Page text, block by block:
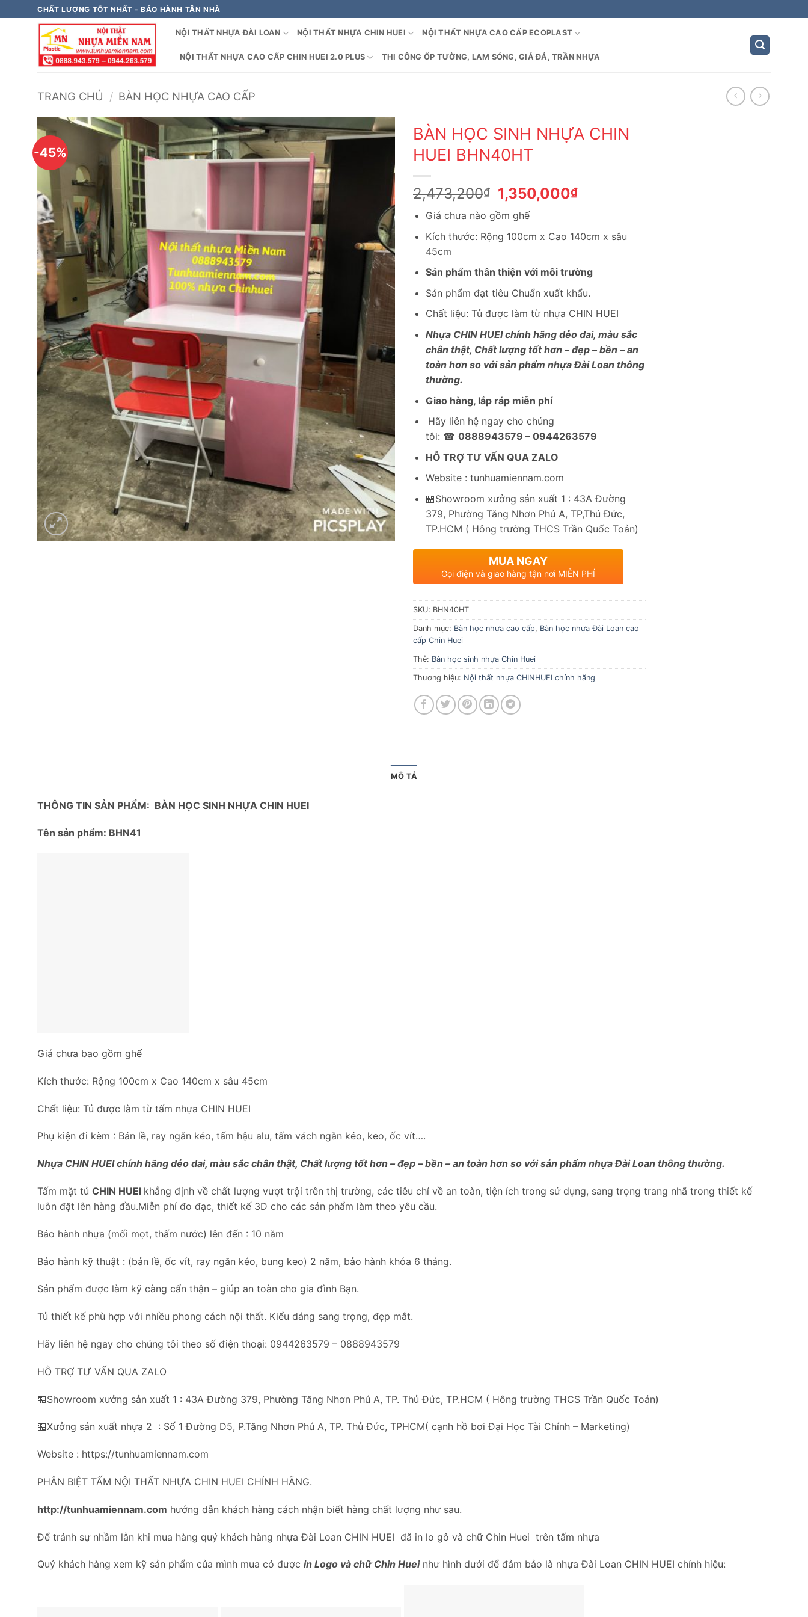
qua
CHẤT LƯỢNG TỐT NHẤT - BẢO HÀNH TẬN NHÀ
NỘI THẤT NHỰA ĐÀI LOAN NỘI THẤT NHỰA CHIN HUEI NỘI THẤT NHỰA CAO CẤP ECOPLAST
NỘI THẤT NHỰA CAO CẤP CHIN HUEI 2.0 PLUS THI CÔNG ỐP TƯỜNG, LAM SÓNG, GIẢ ĐÁ, TRẦN NHỰA
TRANG CHỦ / BÀN HỌC NHỰA CAO CẤP
-45%
BÀN HỌC SINH NHỰA CHIN
HUEI BHN40HT
2,473,200₫
Giá
gốc
là:
2,473,200₫.
1,350,000₫Giá
là:
Giá chưa nào gồm ghế
Kích thước: Rộng 100cm x Cao 140cm x sâu
45cm
Sản phẩm thân thiện với môi trường
Sản phẩm đạt tiêu Chuẩn xuất khẩu.
Chất liệu: Tủ được làm từ nhựa CHIN HUEI
Nhựa CHIN HUEI chính hãng dẻo dai, màu sắc
chân thật, Chất lượng tốt hơn – đẹp – bền – an
toàn hơn so với sản phẩm nhựa Đài Loan thông
thường.
Giao hàng, lắp ráp miễn phí
Hãy liên hệ ngay cho chúng
tôi: ☎ 0888943579 – 0944263579
HỖ TRỢ TƯ VẤN QUA ZALO
Website : tunhuamiennam.com
🏪Showroom xưởng sản xuất 1 : 43A Đường
379, Phường Tăng Nhơn Phú A, TP,Thủ Đức,
TP.HCM ( Hông trường THCS Trần Quốc Toản)
MUA NGAY
Gọi điện và giao hàng tận nơi MIỄN PHÍ
SKU: BHN40HT
Danh mục: Bàn học nhựa cao cấp, Bàn học nhựa Đài Loan cao
cấp Chin Huei
Thẻ: Bàn học sinh nhựa Chin Huei
Thương hiệu: Nội thất nhựa CHINHUEI chính hãng
MÔ TẢ
THÔNG TIN SẢN PHẨM: BÀN HỌC SINH NHỰA CHIN HUEI
Tên sản phẩm: BHN41
Giá chưa bao gồm ghế
Kích thước: Rộng 100cm x Cao 140cm x sâu 45cm
Chất liệu: Tủ được làm từ tấm nhựa CHIN HUEI
Phụ kiện đi kèm : Bản lề, ray ngăn kéo, tấm hậu alu, tấm vách ngăn kéo, keo, ốc vít….
Nhựa CHIN HUEI chính hãng dẻo dai, màu sắc chân thật, Chất lượng tốt hơn – đẹp – bền – an toàn hơn so với sản phẩm nhựa Đài Loan thông thường.
Tấm mặt tủ CHIN HUEI khẳng định về chất lượng vượt trội trên thị trường, các tiêu chí về an toàn, tiện ích trong sử dụng, sang trọng trang nhã trong thiết kế
luôn đặt lên hàng đầu.Miễn phí đo đạc, thiết kế 3D cho các sản phẩm làm theo yêu cầu.
Bảo hành nhựa (mối mọt, thấm nước) lên đến : 10 năm
Bảo hành kỹ thuật : (bản lề, ốc vít, ray ngăn kéo, bung keo) 2 năm, bảo hành khóa 6 tháng.
Sản phẩm được làm kỹ càng cẩn thận – giúp an toàn cho gia đình Bạn.
Tủ thiết kế phù hợp với nhiều phong cách nội thất. Kiểu dáng sang trọng, đẹp mắt.
Hãy liên hệ ngay cho chúng tôi theo số điện thoại: 0944263579 – 0888943579
HỖ TRỢ TƯ VẤN QUA ZALO
🏪Showroom xưởng sản xuất 1 : 43A Đường 379, Phường Tăng Nhơn Phú A, TP. Thủ Đức, TP.HCM ( Hông trường THCS Trần Quốc Toản)
🏪Xưởng sản xuất nhựa 2 : Số 1 Đường D5, P.Tăng Nhơn Phú A, TP. Thủ Đức, TPHCM( cạnh hồ bơi Đại Học Tài Chính – Marketing)
Website : https://tunhuamiennam.com
PHÂN BIỆT TẤM NỘI THẤT NHỰA CHIN HUEI CHÍNH HÃNG.
http://tunhuamiennam.com hướng dẫn khách hàng cách nhận biết hàng chất lượng như sau.
Để tránh sự nhầm lẫn khi mua hàng quý khách hàng nhựa Đài Loan CHIN HUEI đã in lo gô và chữ Chin Huei trên tấm nhựa
Quý khách hàng xem kỹ sản phẩm của mình mua có được in Logo và chữ Chin Hueinhư hình dưới để đảm bảo là nhựa Đài Loan CHIN HUEI chính hiệu: